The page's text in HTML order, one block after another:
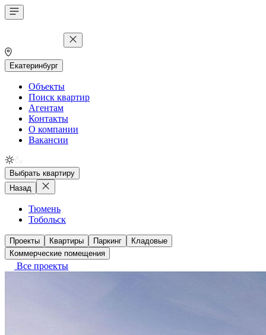
Екатеринбург
Объекты
Поиск квартир
Агентам
Контакты
О компании
Вакансии
Выбрать квартиру
Назад
Тюмень
Тобольск
Проекты Квартиры Паркинг
Кладовые
Коммерческие помещения
Все проекты